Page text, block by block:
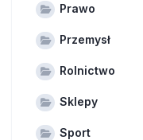
Prawo
Przemysł
Rolnictwo
Sklepy
Sport